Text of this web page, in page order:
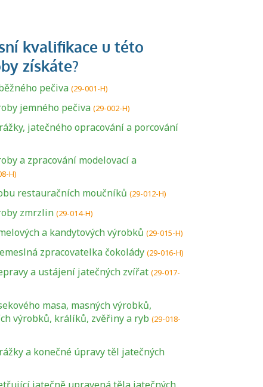
pečiva (29-001-H)
jemného pečiva (29-002-H)
jatečného opracování a porcování
a zpracování modelovací a
H)
restauračních moučníků (29-012-H)
zmrzlin (29-014-H)
a kandytových výrobků (29-015-H)
zpracovatelka čokolády (29-016-H)
a ustájení jatečných zvířat (29-017-
masa, masných výrobků,
výrobků, králíků, zvěřiny a ryb (29-018-
a konečné úpravy těl jatečných